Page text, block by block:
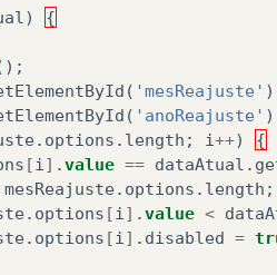
) {
( 'mesReajuste'
( 'anoReajuste'
. options . length ; i++)
{
[i ] .value == dataAtual .
mesReajuste. options . length ;
. options [i ] .value <
. options [i ] . disabled =